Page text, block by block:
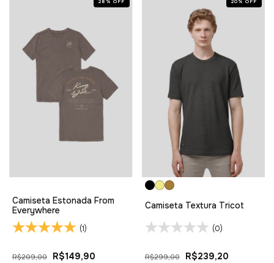
Camiseta Estonada From
Everywhere
(1)
R$209,00 R$149,90
Camiseta Textura Tricot
(0)
R$299,00 R$239,20